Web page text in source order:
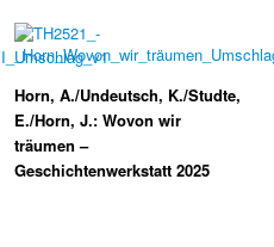
Horn, A./Undeutsch, K./Studte,
E./Horn, J.: Wovon wir
träumen –
Geschichtenwerkstatt 2025